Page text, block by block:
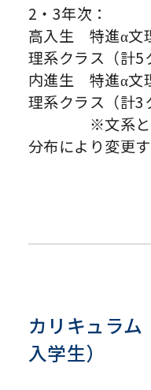
2・3年次：
高入生 特進α文
理系クラス（計5
内進生 特進α文
理系クラス（計3
※文系と理
分布により変更
カリキュラ
入学生）